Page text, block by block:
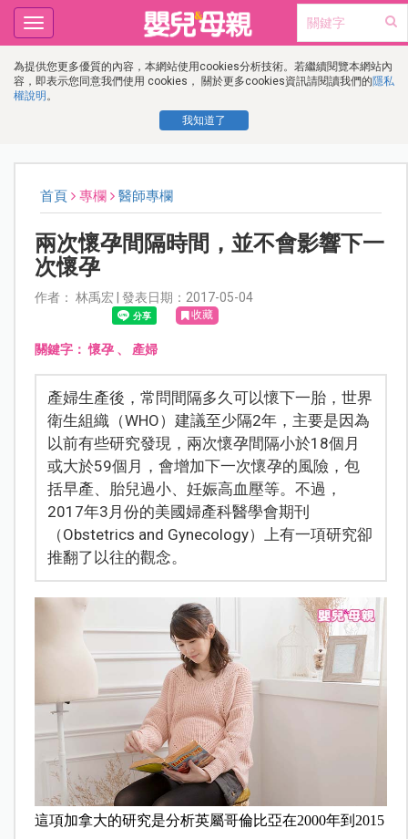
為提供您更多優質的內容，本網站使用cookies分析技術。若繼續閱覽本網站內
容，即表示您同意我們使用 cookies， 關於更多cookies資訊請閱讀我們的隱私
權說明 。
我知道了
Toggle
navigation
首頁 專欄 醫師專欄
兩次懷孕間隔時間，並不會影響下一
次懷孕
作者： 林禹宏 | 發表日期：2017-05-04
收藏
關鍵字：懷孕、 產婦
產婦生產後，常問間隔多久可以懷下一胎，世界
衛生組織（WHO）建議至少隔2年，主要是因為
以前有些研究發現，兩次懷孕間隔小於18個月
或大於59個月，會增加下一次懷孕的風險，包
括早產、胎兒過小、妊娠高血壓等。不過，
2017年3月份的美國婦產科醫學會期刊
（Obstetrics and Gynecology）上有一項研究卻
推翻了以往的觀念。
這項加拿大的研究是分析英屬哥倫比亞在2000年到2015